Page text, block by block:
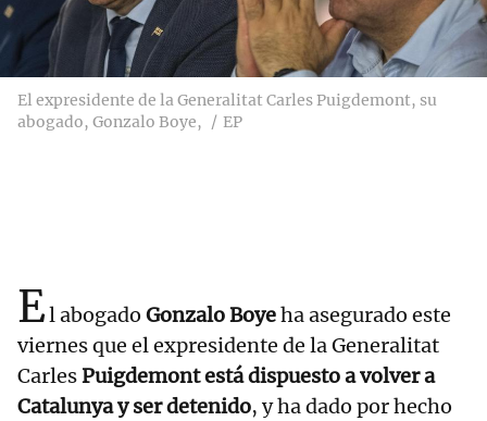
El expresidente de la Generalitat Carles Puigdemont, su
abogado, Gonzalo Boye,
EP
El abogado Gonzalo Boyeha asegurado este
viernes que el expresidente de la Generalitat
CarlesPuigdemont está dispuesto a volver a
Catalunya y ser detenido, y ha dado por hecho